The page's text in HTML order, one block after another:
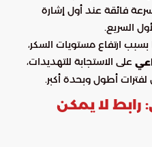
فائقة عند أول إشارة
السريع.
بسبب ارتفاع مستويات السكر،
على الاستجابة للتهديدات،
أطول وبحدة أكبر.
رابط لا يمكن